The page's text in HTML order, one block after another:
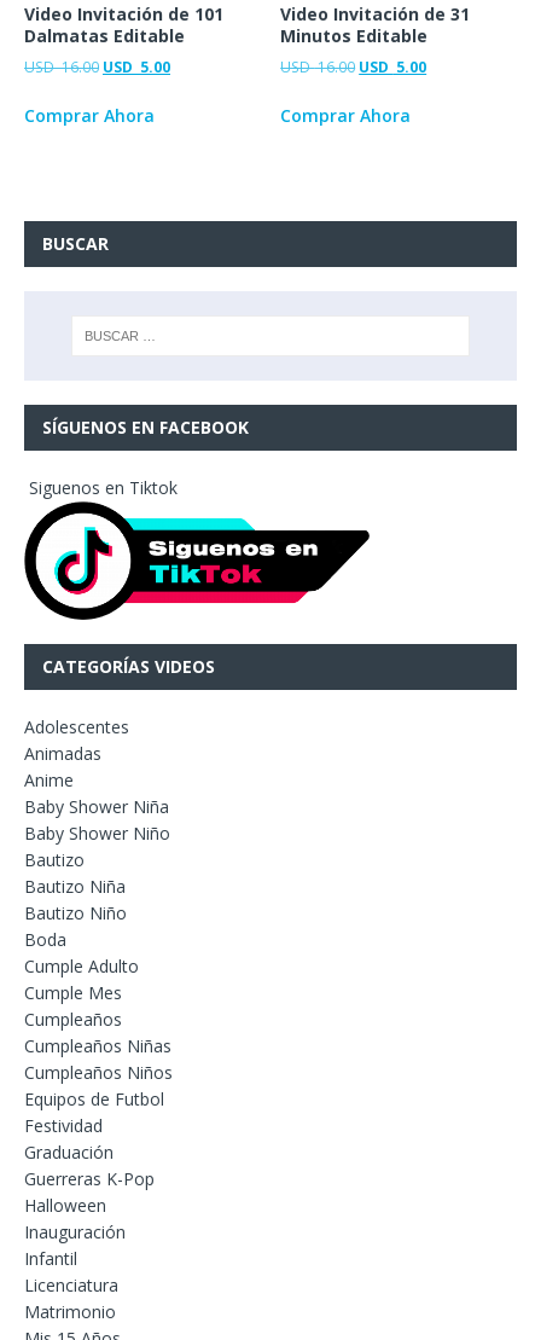
Video Invitación de 101
Dalmatas Editable
USD16.00 USD 5.00
Comprar Ahora
Video Invitación de 31
Minutos Editable
USD16.00 USD 5.00
Comprar Ahora
BUSCAR
SÍGUENOS EN FACEBOOK
Siguenos en Tiktok
CATEGORÍAS VIDEOS
Adolescentes
Animadas
Anime
Baby Shower Niña
Baby Shower Niño
Bautizo
Bautizo Niña
Bautizo Niño
Boda
Cumple Adulto
Cumple Mes
Cumpleaños
Cumpleaños Niñas
Cumpleaños Niños
Equipos de Futbol
Festividad
Graduación
Guerreras K-Pop
Halloween
Inauguración
Infantil
Licenciatura
Matrimonio